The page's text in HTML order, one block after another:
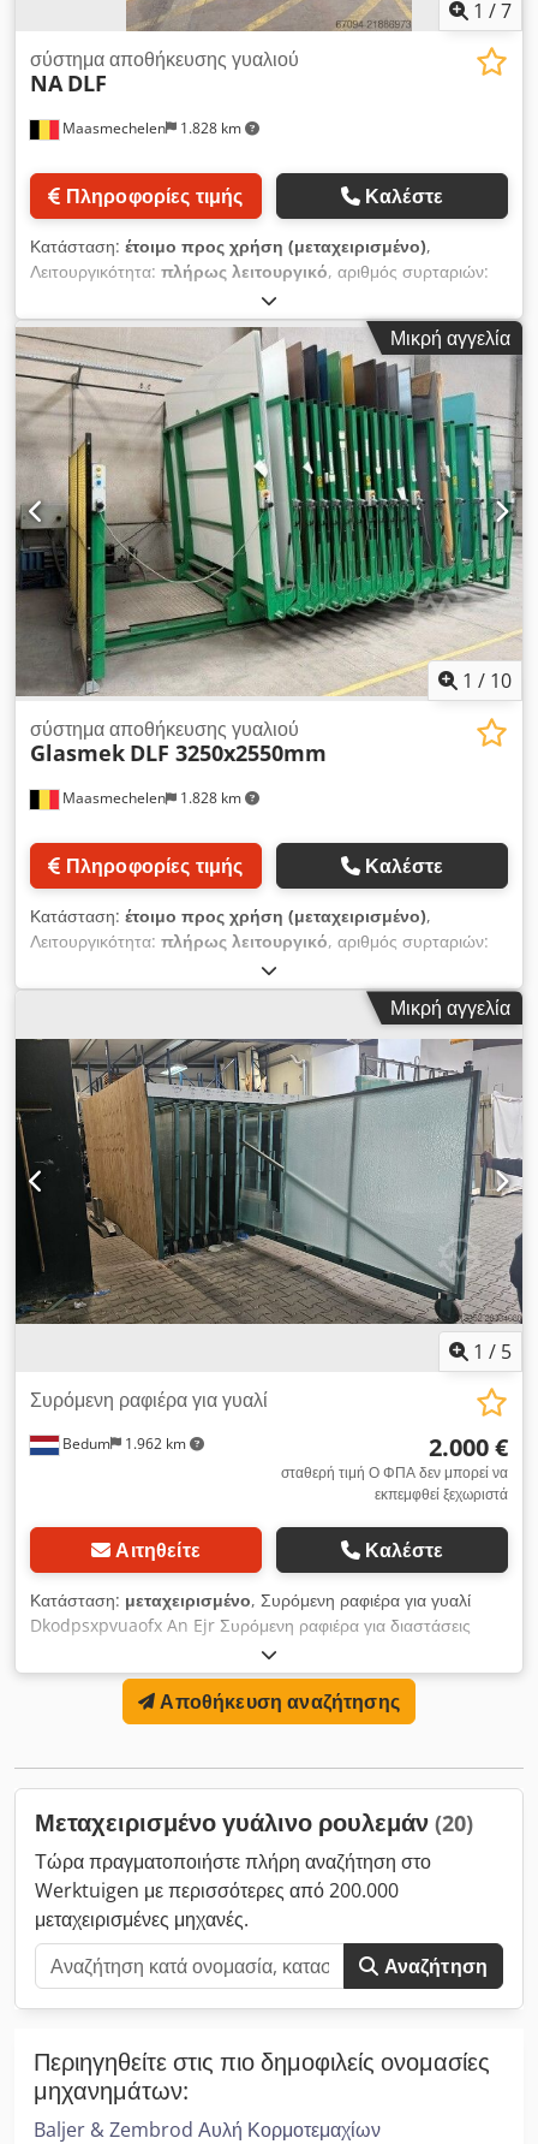
1 /7
Maasmechelen 1.828 km
σύστημα αποθήκευσης γυαλιού
NA DLF
Πληροφορίες τιμής Καλέστε
Κατάσταση: έτοιμο προς χρήση (μεταχειρισμένο),
Λειτουργικότητα: πλήρως λειτουργικό, αριθμός συρταριών:
, συνολικό πλάτος:
συνολικό μήκος:3.850 χιλ., μήκος περονών:135 χιλ.,
Χειροκίνητη αποθήκη φύλλων 12 θέσεων L3250x2250mm,
κάθε ράφι με υπόστρωμα 13,5cm. Εξωτερικές διαστάσεις: +/-
L4200xW3140xH2770mm. Dksdsy N S U Sepfx An Eor
Μικρή αγγελία
1 / 10
Maasmechelen 1.828 km
σύστημα αποθήκευσης γυαλιού
Glasmek DLF 3250x2550mm
Πληροφορίες τιμής Καλέστε
Κατάσταση: έτοιμο προς χρήση (μεταχειρισμένο),
Λειτουργικότητα: πλήρως λειτουργικό, αριθμός συρταριών:
, συνολικό πλάτος:
συνολικό μήκος:5.850 χιλ., Ράφι ημι-αυτόματης αποθήκευσης
για λαμαρίνες με 16 θέσεις, L3250x2550mm Dodpfxoy N S
Tuo An Ejkr Οι θέσεις 1, 12, 13, 14, 15 διαθέτουν βάση 25 εκ.,
ενώ οι θέσεις 2 έως 11 διαθέτουν βάση 8 εκ. Εξωτερικές
διαστάσεις περίπου L5850xΠ3500xΥ2565mm (Υδραυλικός
μηχανισμός)
Μικρή αγγελία
1 / 5
Bedum 1.962 km
Συρόμενη ραφιέρα για γυαλί
2.000 €
σταθερή τιμή Ο ΦΠΑ δεν μπορεί να
εκπεμφθεί ξεχωριστά
Αιτηθείτε Καλέστε
Κατάσταση: μεταχειρισμένο, Συρόμενη ραφιέρα για γυαλί
Dkodpsxpvuaofx An Ejr Συρόμενη ραφιέρα για διαστάσεις
γυαλιού 170×380 εκ. 10 συρτάρια Διαστάσεις: 213 εκ. Υ x 247
εκ. Π x 443 εκ. Β
Αποθήκευση αναζήτησης
Μεταχειρισμένο γυάλινο ρουλεμάν (20)
Τώρα πραγματοποιήστε πλήρη αναζήτηση στο
Werktuigen με περισσότερες από 200.000
μεταχειρισμένες μηχανές.
Αναζήτηση
Περιηγηθείτε στις πιο δημοφιλείς ονομασίες
μηχανημάτων:
Baljer & Zembrod Αυλή Κορμοτεμαχίων